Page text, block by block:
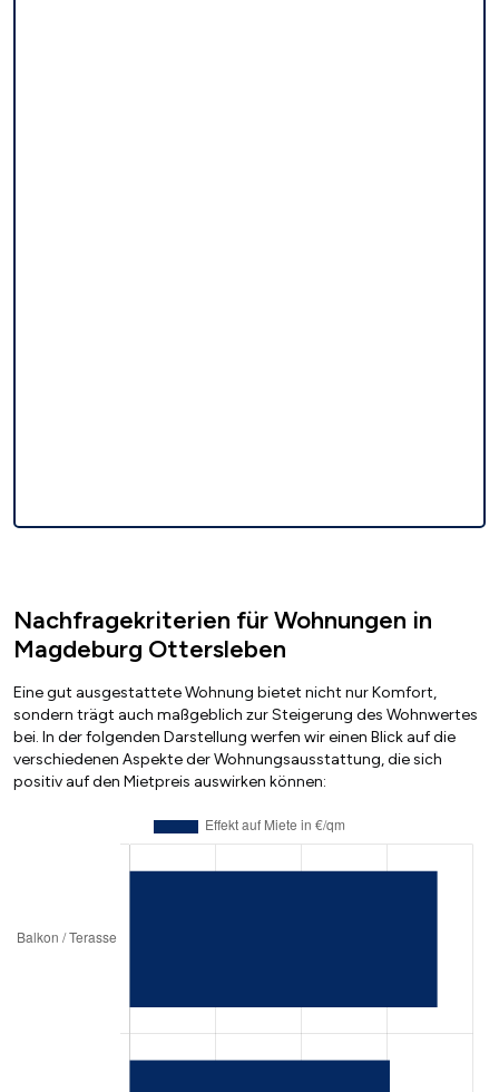
Nachfragekriterien für Wohnungen in
Magdeburg Ottersleben
Eine gut ausgestattete Wohnung bietet nicht nur Komfort,
sondern trägt auch maßgeblich zur Steigerung des Wohnwertes
bei. In der folgenden Darstellung werfen wir einen Blick auf die
verschiedenen Aspekte der Wohnungsausstattung, die sich
positiv auf den Mietpreis auswirken können: